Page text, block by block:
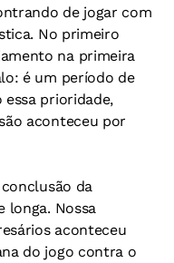
de jogar com
No primeiro
na primeira
é um período de
prioridade,
aconteceu por
da
longa. Nossa
aconteceu
do jogo contra o